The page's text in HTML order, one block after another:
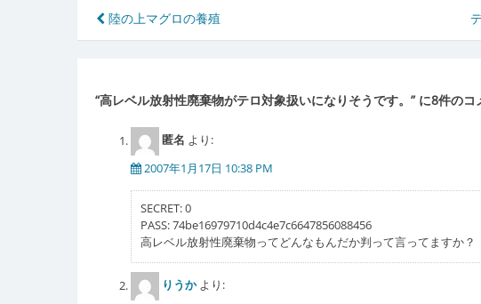
投
稿
ビ
ゲ
陸の上マグロの養殖
“高レベル放射性廃棄物がテロ対象扱いになりそうです。 ” に8件のコ
匿名 より:
2007年1月17日 10:38 PM
SECRET: 0
PASS: 74be16979710d4c4e7c6647856088456
高レベル放射性廃棄物ってどんなもんだか判って言ってますか？
りうか より: